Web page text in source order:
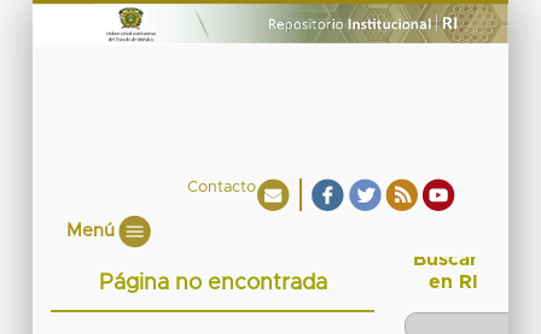
Contacto
Menú
Página no encontrada
Buscar
en RI